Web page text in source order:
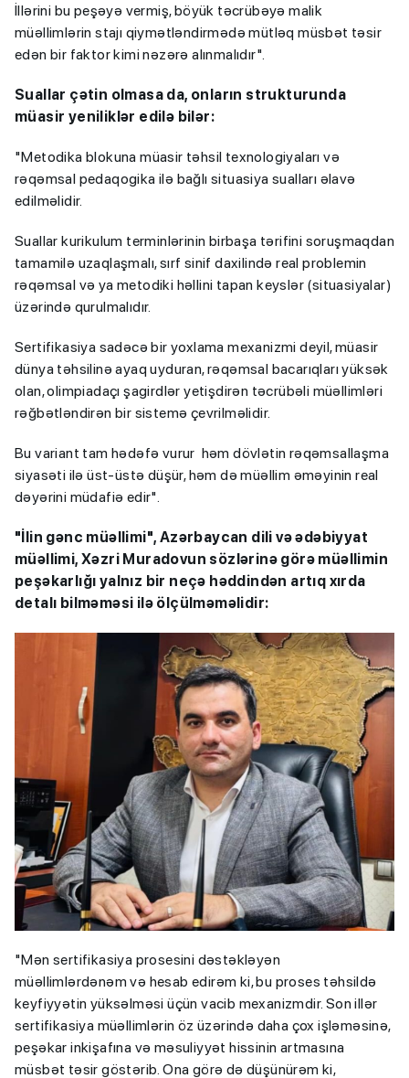
İllərini bu peşəyə vermiş, böyük təcrübəyə malik
müəllimlərin stajı qiymətləndirmədə mütləq müsbət təsir
edən bir faktor kimi nəzərə alınmalıdır".
Suallar çətin olmasa da, onların strukturunda
müasir yeniliklər edilə bilər:
"Metodika blokuna müasir təhsil texnologiyaları və
rəqəmsal pedaqogika ilə bağlı situasiya sualları əlavə
edilməlidir.
Suallar kurikulum terminlərinin birbaşa tərifini soruşmaqdan
tamamilə uzaqlaşmalı, sırf sinif daxilində real problemin
rəqəmsal və ya metodiki həllini tapan keyslər (situasiyalar)
üzərində qurulmalıdır.
Sertifikasiya sadəcə bir yoxlama mexanizmi deyil, müasir
dünya təhsilinə ayaq uyduran, rəqəmsal bacarıqları yüksək
olan, olimpiadaçı şagirdlər yetişdirən təcrübəli müəllimləri
rəğbətləndirən bir sistemə çevrilməlidir.
Bu variant tam hədəfə vurur həm dövlətin rəqəmsallaşma
siyasəti ilə üst-üstə düşür, həm də müəllim əməyinin real
dəyərini müdafiə edir".
"İlin gənc müəllimi", Azərbaycan dili və ədəbiyyat
müəllimi, Xəzri Muradovun sözlərinə görə müəllimin
peşəkarlığı yalnız bir neçə həddindən artıq xırda
detalı bilməməsi ilə ölçülməməlidir:
"Mən sertifikasiya prosesini dəstəkləyən
müəllimlərdənəm və hesab edirəm ki, bu proses təhsildə
keyfiyyətin yüksəlməsi üçün vacib mexanizmdir. Son illər
sertifikasiya müəllimlərin öz üzərində daha çox işləməsinə,
peşəkar inkişafına və məsuliyyət hissinin artmasına
müsbət təsir göstərib. Ona görə də düşünürəm ki,